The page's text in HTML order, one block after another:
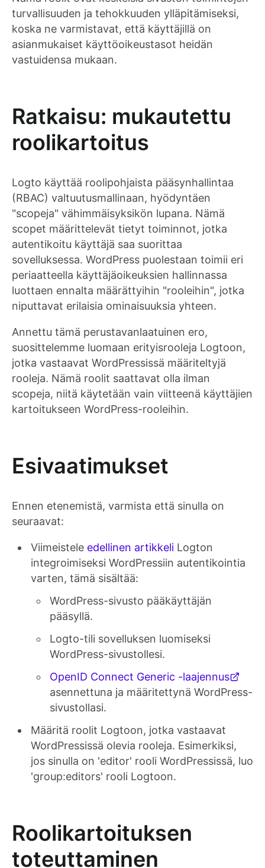
turvallisuuden ja tehokkuuden ylläpitämiseksi,
koska ne varmistavat, että käyttäjillä on
asianmukaiset käyttöoikeustasot heidän
vastuidensa mukaan.
Ratkaisu: mukautettu
roolikartoitus
Logto käyttää roolipohjaista pääsynhallintaa
(RBAC) valtuutusmallinaan, hyödyntäen
"scopeja" vähimmäisyksikön lupana. Nämä
scopet määrittelevät tietyt toiminnot, jotka
autentikoitu käyttäjä saa suorittaa
sovelluksessa. WordPress puolestaan toimii eri
periaatteella käyttäjäoikeuksien hallinnassa
luottaen ennalta määrättyihin "rooleihin", jotka
niputtavat erilaisia ominaisuuksia yhteen.
Annettu tämä perustavanlaatuinen ero,
suosittelemme luomaan erityisrooleja Logtoon,
jotka vastaavat WordPressissä määriteltyjä
rooleja. Nämä roolit saattavat olla ilman
scopeja, niitä käytetään vain viitteenä käyttäjien
kartoitukseen WordPress-rooleihin.
Esivaatimukset
Ennen etenemistä, varmista että sinulla on
seuraavat:
Viimeistele edellinen artikkeli Logton
integroimiseksi WordPressiin autentikointia
varten, tämä sisältää:
WordPress-sivusto pääkäyttäjän
pääsyllä.
Logto-tili sovelluksen luomiseksi
WordPress-sivustollesi.
OpenID Connect Generic -laajennus
asennettuna ja määritettynä WordPress-
sivustollasi.
Määritä roolit Logtoon, jotka vastaavat
WordPressissä olevia rooleja. Esimerkiksi,
jos sinulla on 'editor' rooli WordPressissä, luo
'group:editors' rooli Logtoon.
Roolikartoituksen
toteuttaminen